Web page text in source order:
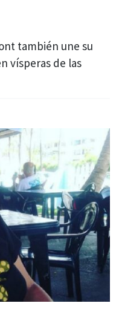
también une su
vísperas de las